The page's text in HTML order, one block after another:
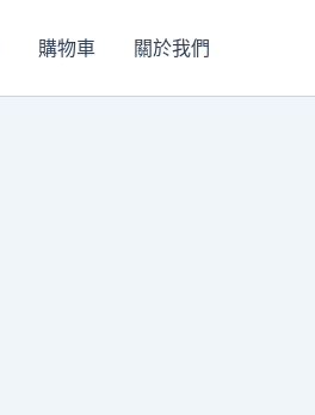
購物車 關於我們